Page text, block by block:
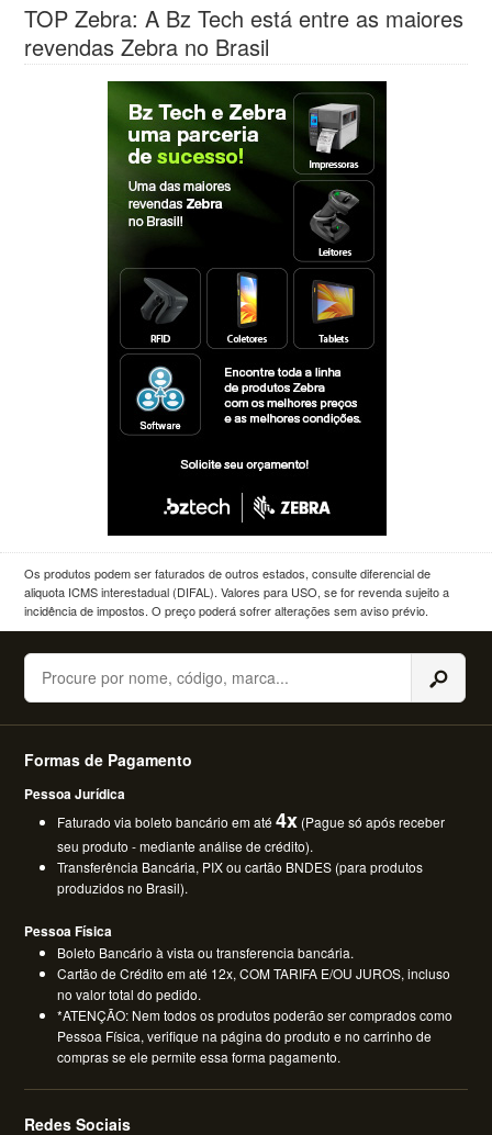
TOP Zebra: A Bz Tech está entre as maiores
revendas Zebra no Brasil
Os produtos podem ser faturados de outros estados, consulte diferencial de
aliquota ICMS interestadual (DIFAL). Valores para USO, se for revenda sujeito a
incidência de impostos. O preço poderá sofrer alterações sem aviso prévio.
Buscar
Formas de Pagamento
Pessoa Jurídica
Faturado via boleto bancário em até4x (Pague só após receber
seu produto - mediante análise de crédito).
Transferência Bancária, PIX ou cartão BNDES (para produtos
produzidos no Brasil).
Pessoa Física
Boleto Bancário à vista ou transferencia bancária.
Cartão de Crédito em até 12x, COM TARIFA E/OU JUROS, incluso
no valor total do pedido.
*ATENÇÃO: Nem todos os produtos poderão ser comprados como
Pessoa Física, verifique na página do produto e no carrinho de
compras se ele permite essa forma pagamento.
Redes Sociais